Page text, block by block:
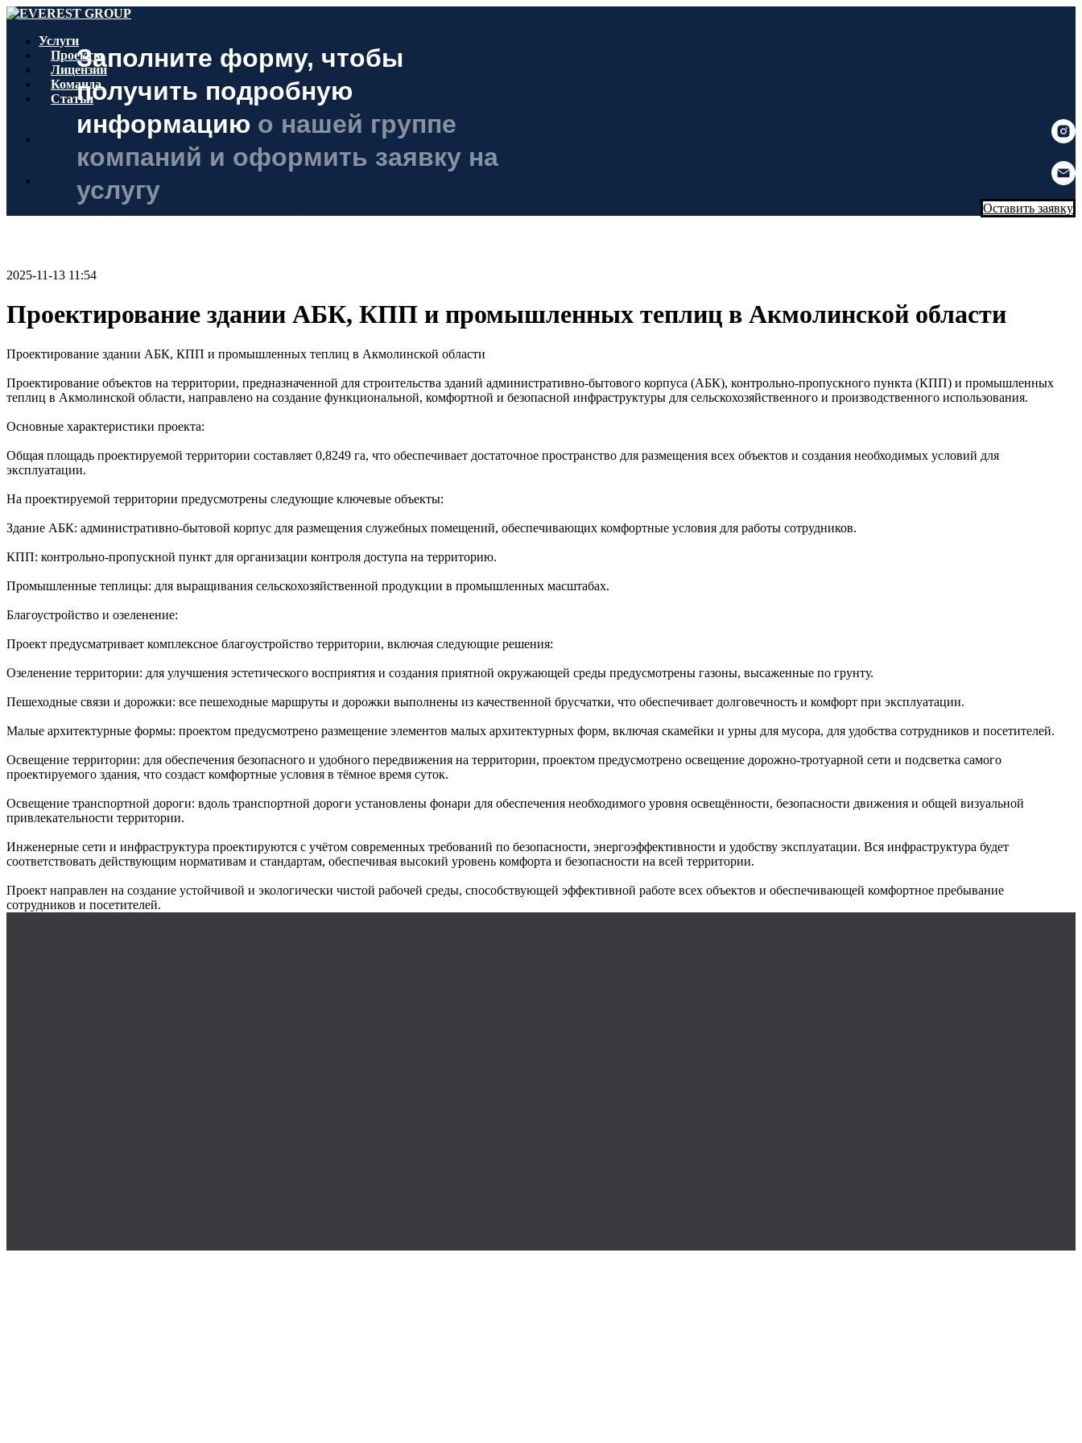
Услуги
Проекты
Лицензии
Команда
Статьи
Оставить заявку
2025-11-13 11:54
Проектирование здании АБК, КПП и промышленных теплиц в Акмолинской области
Проектирование здании АБК, КПП и промышленных теплиц в Акмолинской области
Проектирование объектов на территории, предназначенной для строительства зданий административно-бытового корпуса (АБК), контрольно-пропускного пункта (КПП) и промышленных
теплиц в Акмолинской области, направлено на создание функциональной, комфортной и безопасной инфраструктуры для сельскохозяйственного и производственного использования.
Основные характеристики проекта:
Общая площадь проектируемой территории составляет 0,8249 га, что обеспечивает достаточное пространство для размещения всех объектов и создания необходимых условий для
эксплуатации.
На проектируемой территории предусмотрены следующие ключевые объекты:
Здание АБК: административно-бытовой корпус для размещения служебных помещений, обеспечивающих комфортные условия для работы сотрудников.
КПП: контрольно-пропускной пункт для организации контроля доступа на территорию.
Промышленные теплицы: для выращивания сельскохозяйственной продукции в промышленных масштабах.
Благоустройство и озеленение:
Проект предусматривает комплексное благоустройство территории, включая следующие решения:
Озеленение территории: для улучшения эстетического восприятия и создания приятной окружающей среды предусмотрены газоны, высаженные по грунту.
Пешеходные связи и дорожки: все пешеходные маршруты и дорожки выполнены из качественной брусчатки, что обеспечивает долговечность и комфорт при эксплуатации.
Малые архитектурные формы: проектом предусмотрено размещение элементов малых архитектурных форм, включая скамейки и урны для мусора, для удобства сотрудников и посетителей.
Освещение территории: для обеспечения безопасного и удобного передвижения на территории, проектом предусмотрено освещение дорожно-тротуарной сети и подсветка самого
проектируемого здания, что создаст комфортные условия в тёмное время суток.
Освещение транспортной дороги: вдоль транспортной дороги установлены фонари для обеспечения необходимого уровня освещённости, безопасности движения и общей визуальной
привлекательности территории.
Инженерные сети и инфраструктура проектируются с учётом современных требований по безопасности, энергоэффективности и удобству эксплуатации. Вся инфраструктура будет
соответствовать действующим нормативам и стандартам, обеспечивая высокий уровень комфорта и безопасности на всей территории.
Проект направлен на создание устойчивой и экологически чистой рабочей среды, способствующей эффективной работе всех объектов и обеспечивающей комфортное пребывание
сотрудников и посетителей.
Заполните форму, чтобы
получить подробную
информацию о нашей группе
компаний и оформить заявку на
услугу